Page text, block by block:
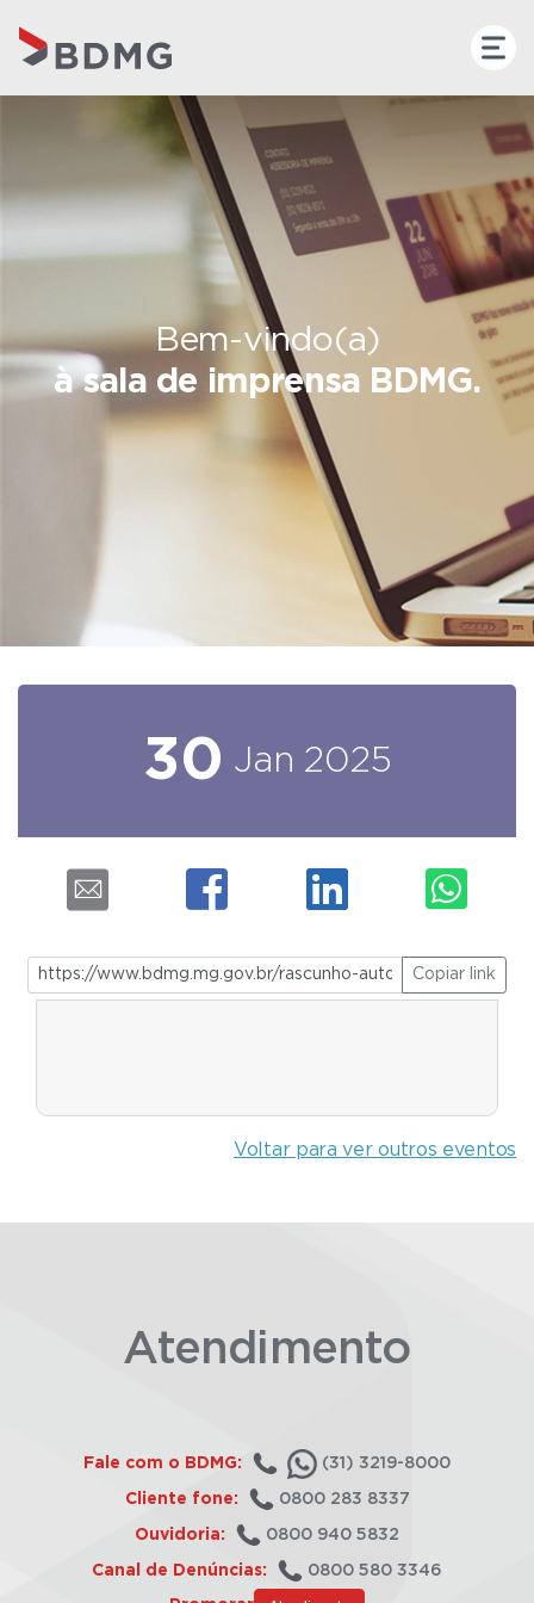
Bem-vindo(a)
à sala de imprensa BDMG.
30 Jan 2025
Copiar link
Voltar para ver outros eventos
Atendimento
Fale com o BDMG: (31) 3219-8000
Cliente fone: 0800 283 8337
Ouvidoria: 0800 940 5832
Canal de Denúncias: 0800 580 3346